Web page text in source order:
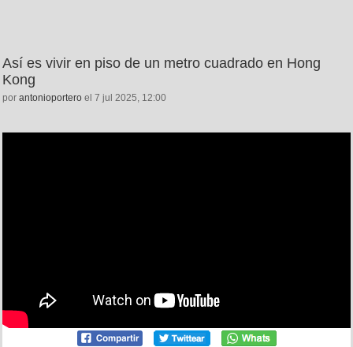
Así es vivir en piso de un metro cuadrado en Hong
Kong
por antonioportero el 7 jul 2025, 12:00